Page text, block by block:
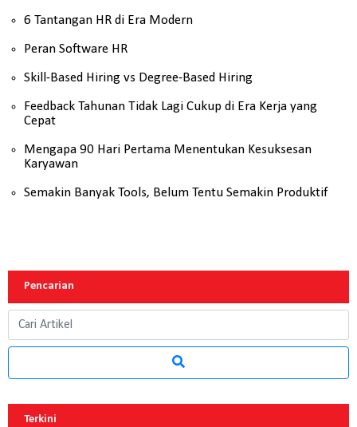
6 Tantangan HR di Era Modern
Peran Software HR
Skill-Based Hiring vs Degree-Based Hiring
Feedback Tahunan Tidak Lagi Cukup di Era Kerja yang
Cepat
Mengapa 90 Hari Pertama Menentukan Kesuksesan
Karyawan
Semakin Banyak Tools, Belum Tentu Semakin Produktif
Pencarian
Terkini